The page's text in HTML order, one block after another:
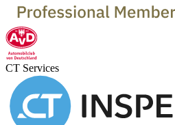
CT Services